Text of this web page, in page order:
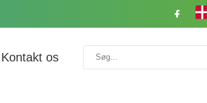
Kontakt os